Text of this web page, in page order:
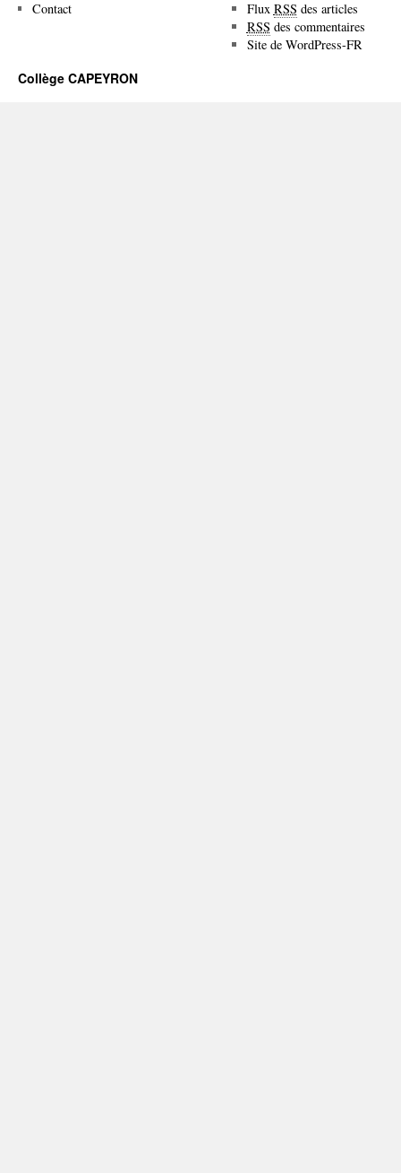
Contact Flux RSS des articles
RSS des commentaires
Site de WordPress-FR
Collège CAPEYRON